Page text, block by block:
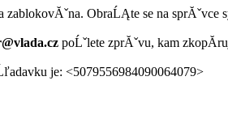
ObraĹĄte se na sprĂˇvce
poĹˇlete zprĂˇvu, kam
je: <5079556984090064079>